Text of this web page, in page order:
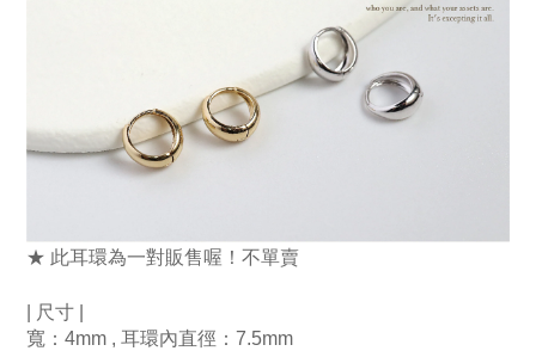
★ 此耳環為一對販售喔！不單賣
| 尺寸 |
寬：4mm , 耳環內直徑：7.5mm